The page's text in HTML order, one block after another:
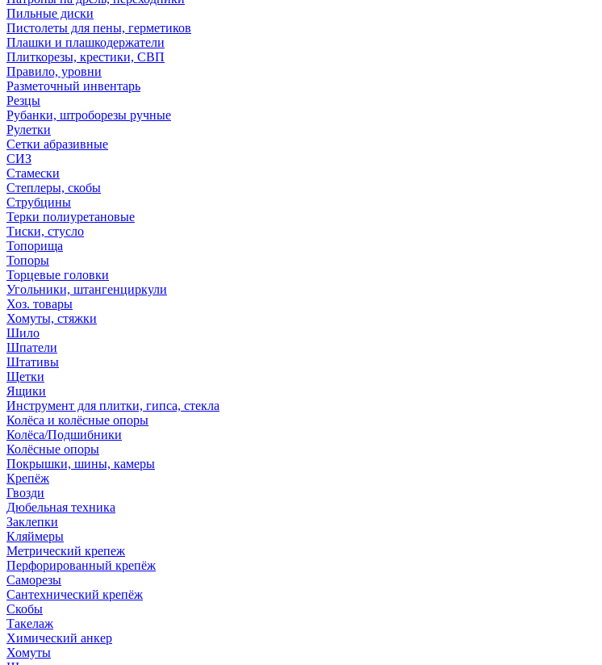
Пильные диски
Пистолеты для пены, герметиков
Плашки и плашкодержатели
Плиткорезы, крестики, СВП
Правило, уровни
Разметочный инвентарь
Резцы
Рубанки, штроборезы ручные
Рулетки
Сетки абразивные
СИЗ
Стамески
Степлеры, скобы
Струбцины
Терки полиуретановые
Тиски, стусло
Топорища
Топоры
Торцевые головки
Угольники, штангенциркули
Хоз. товары
Хомуты, стяжки
Шило
Шпатели
Штативы
Щетки
Ящики
Инструмент для плитки, гипса, стекла
Колёса и колёсные опоры
Колёса/Подшибники
Колёсные опоры
Покрышки, шины, камеры
Крепёж
Гвозди
Дюбельная техника
Заклепки
Кляймеры
Метрический крепеж
Перфорированный крепёж
Саморезы
Сантехнический крепёж
Скобы
Такелаж
Химический анкер
Хомуты